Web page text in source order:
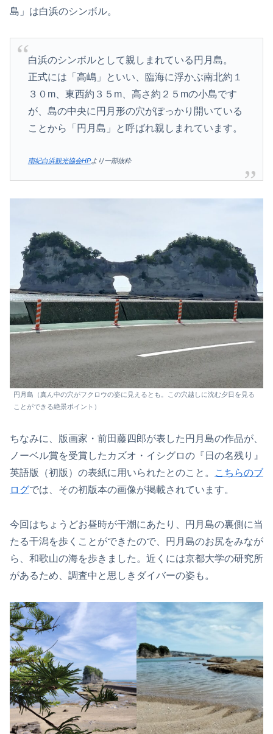
島」は白浜のシンボル。
白浜のシンボルとして親しまれている円月島。
正式には「高嶋」といい、臨海に浮かぶ南北約１
３０m、東西約３５m、高さ約２５mの小島です
が、島の中央に円月形の穴がぽっかり開いている
ことから「円月島」と呼ばれ親しまれています。
南紀白浜観光協会HPより一部抜粋
円月島（真ん中の穴がフクロウの姿に見えるとも。この穴越しに沈む夕日を見る
ことができる絶景ポイント）
ちなみに、版画家・前田藤四郎が表した円月島の作品が、
ノーベル賞を受賞したカズオ・イシグロの『日の名残り』
英語版（初版）の表紙に用いられたとのこと。
こちらのブ
ログでは、その初版本の画像が掲載されています。
今回はちょうどお昼時が干潮にあたり、円月島の裏側に当
たる干潟を歩くことができたので、円月島のお尻をみなが
ら、和歌山の海を歩きました。近くには京都大学の研究所
があるため、調査中と思しきダイバーの姿も。